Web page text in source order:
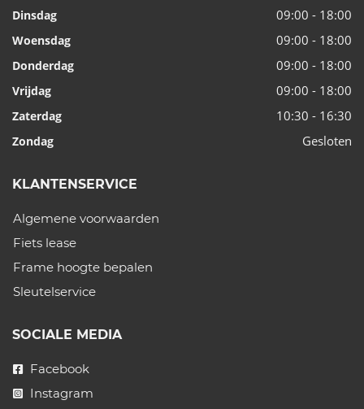
Dinsdag 09:00 - 18:00
Woensdag 09:00 - 18:00
Donderdag 09:00 - 18:00
Vrijdag 09:00 - 18:00
Zaterdag 10:30 - 16:30
Zondag Gesloten
KLANTENSERVICE
Algemene voorwaarden
Fiets lease
Frame hoogte bepalen
Sleutelservice
SOCIALE MEDIA
Facebook
Instagram